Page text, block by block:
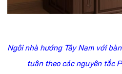
Ngôi nhà hướng Tây Nam với
tuân theo các nguyên tắc